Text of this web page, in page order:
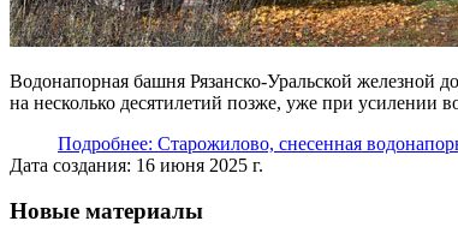
Водонапорная башня Рязанско-Уральской железной
на несколько десятилетий позже, уже при
Подробнее: Старожилово, снесенная
Дата создания: 16 июня 2025 г.
Новые материалы